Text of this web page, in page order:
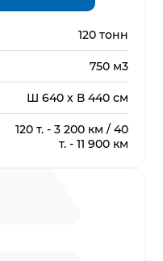
120 тонн
750 м3
Ш 640 х В 440 см
120 т. - 3 200 км / 40
т. - 11 900 км